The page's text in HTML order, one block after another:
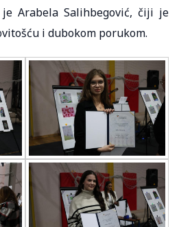
Arabela Salihbegović, čiji je
i dubokom porukom.